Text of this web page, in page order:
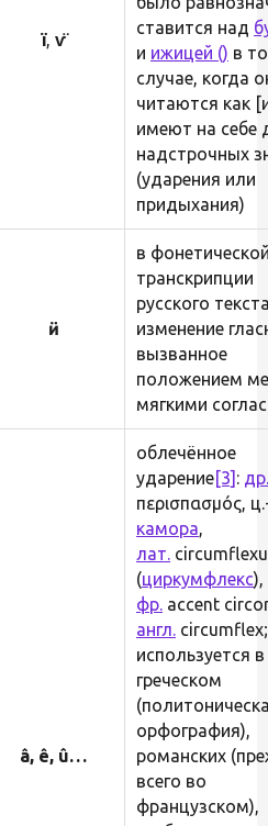
ї, ѵ̈
ставится над
и ижицей () в
случае, когда
читаются как
имеют на себе
надстрочных
(ударения или
придыхания)
ӥ
в
транскрипции
русского
изменение
вызванное
положением
мягкими
â, ê, û…
облечённое
ударение[3] :
περισπασμός,
камора,
лат.
(циркумфлекс),
фр. accent
англ. circumflex;
используется в
греческом
орфография),
романских
всего во
французском),